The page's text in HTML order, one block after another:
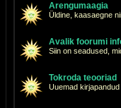
Arengumaagia
Üldine, kaasaegne
Avalik foorumi
Siin on seadused,
Tokroda teooriad
Uuemad